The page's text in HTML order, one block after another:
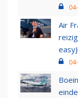
Air